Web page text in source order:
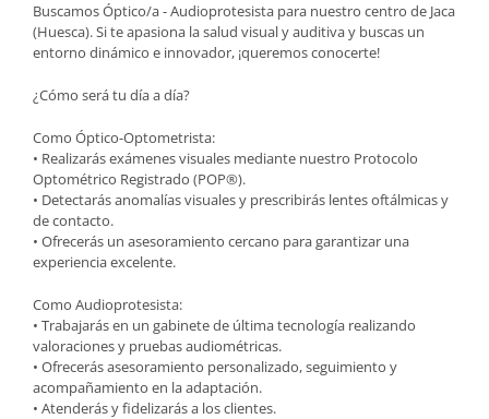
Buscamos Óptico/a - Audioprotesista para nuestro centro de Jaca
(Huesca). Si te apasiona la salud visual y auditiva y buscas un
entorno dinámico e innovador, ¡queremos conocerte!
¿Cómo será tu día a día?
Como Óptico-Optometrista:
• Realizarás exámenes visuales mediante nuestro Protocolo
Optométrico Registrado (POP®).
• Detectarás anomalías visuales y prescribirás lentes oftálmicas y
de contacto.
• Ofrecerás un asesoramiento cercano para garantizar una
experiencia excelente.
Como Audioprotesista:
• Trabajarás en un gabinete de última tecnología realizando
valoraciones y pruebas audiométricas.
• Ofrecerás asesoramiento personalizado, seguimiento y
acompañamiento en la adaptación.
• Atenderás y fidelizarás a los clientes.